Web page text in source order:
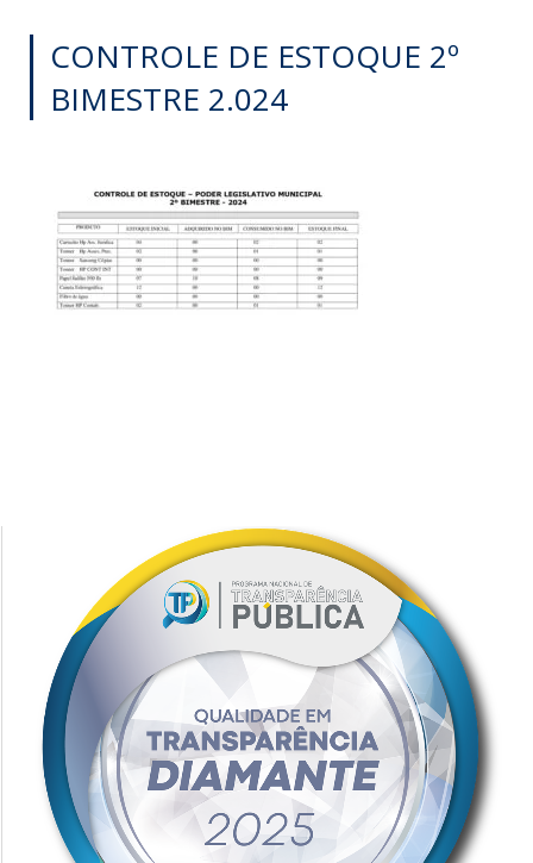
CONTROLE DE ESTOQUE 2º
BIMESTRE 2.024